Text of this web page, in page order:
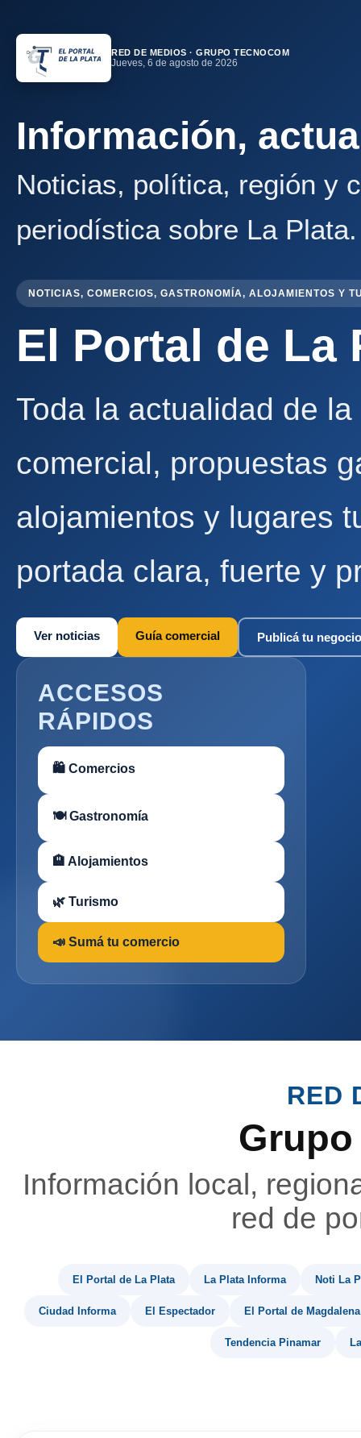
RED DE MEDIOS · GRUPO TECNOCOM
Jueves, 6 de agosto de 2026
Información,
Noticias, política, región y
periodística sobre La Plata.
NOTICIAS, COMERCIOS, GASTRONOMÍA, ALOJAMIENTOS Y
El Portal de La
Toda la actualidad de
comercial, propuestas
alojamientos y lugares
portada clara, fuerte y
Ver noticias Guía comercial Publicá tu negocio
ACCESOS
RÁPIDOS
🛍 Comercios
🍽 Gastronomía
🏨 Alojamientos
🌿 Turismo
📣 Sumá tu comercio
RED
Información local,
red de
El Portal de La Plata La Plata Informa Noti La
Ciudad Informa El Espectador El Portal de Magdalena
Tendencia Pinamar